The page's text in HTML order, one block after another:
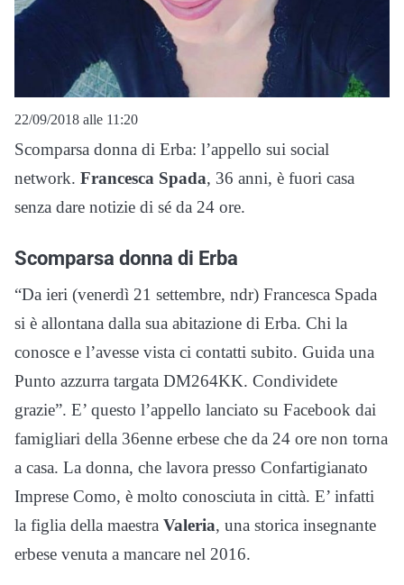
22/09/2018 alle 11:20
Scomparsa donna di Erba: l’appello sui social
network. Francesca Spada, 36 anni, è fuori casa
senza dare notizie di sé da 24 ore.
Scomparsa donna di Erba
“Da ieri (venerdì 21 settembre, ndr) Francesca Spada
si è allontana dalla sua abitazione di Erba. Chi la
conosce e l’avesse vista ci contatti subito. Guida una
Punto azzurra targata DM264KK. Condividete
grazie”. E’ questo l’appello lanciato su Facebook dai
famigliari della 36enne erbese che da 24 ore non torna
a casa. La donna, che lavora presso Confartigianato
Imprese Como, è molto conosciuta in città. E’ infatti
la figlia della maestra Valeria, una storica insegnante
erbese venuta a mancare nel 2016.